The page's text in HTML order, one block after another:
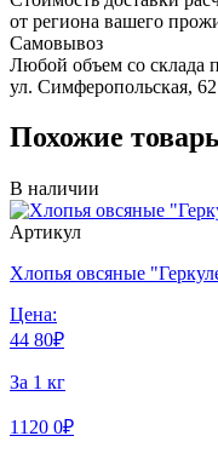
от региона вашего
Самовывоз
Любой объем со склада
ул. Симферопольская, 62
Похожие
В наличии
Артикул
Хлопья овсяные
Цена:
44 80₽
За 1 кг
1120 0₽